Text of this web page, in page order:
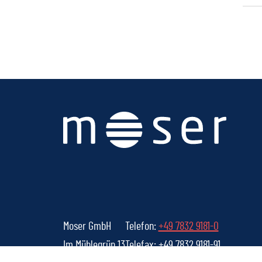
Moser GmbH
Im Mühlegrün 13
Telefon: +49 7832 9181-0
Telefax: +49 7832 9181-91